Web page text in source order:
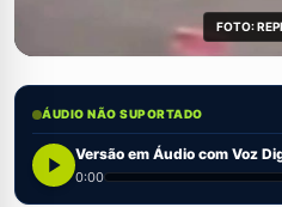
FOTO:
ÁUDIO NÃO SUPORTADO
Versão em Áudio com Voz
0:00